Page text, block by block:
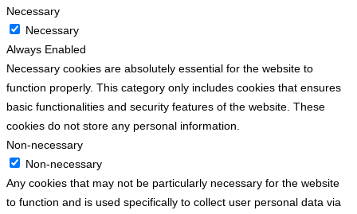
Necessary
Necessary
Always Enabled
Necessary cookies are absolutely essential for the website to
function properly. This category only includes cookies that ensures
basic functionalities and security features of the website. These
cookies do not store any personal information.
Non-necessary
Non-necessary
Any cookies that may not be particularly necessary for the website
to function and is used specifically to collect user personal data via